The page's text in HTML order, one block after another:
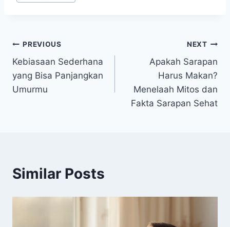
Post
navigation
PREVIOUS
Kebiasaan Sederhana
yang Bisa Panjangkan
Umurmu
NEXT
Apakah Sarapan
Harus Makan?
Menelaah Mitos dan
Fakta Sarapan Sehat
Similar Posts